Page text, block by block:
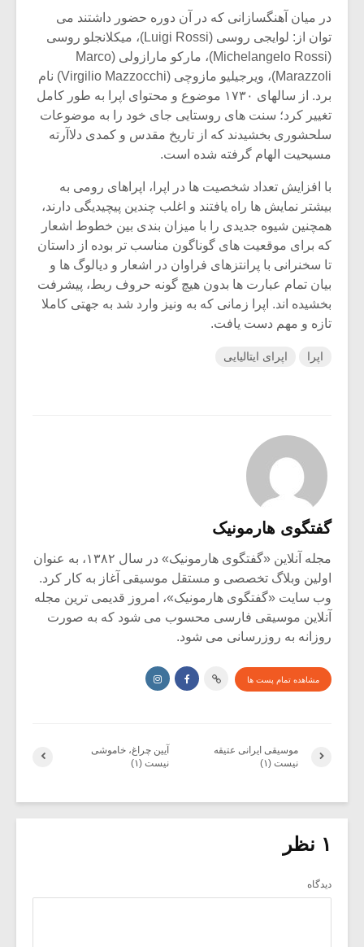
در میان آهنگسازانی که در آن دوره حضور داشتند می
توان از: لوایجی روسی (Luigi Rossi)، میکلانجلو روسی
(Michelangelo Rossi)، مارکو مارازولی (Marco
Marazzoli)، ویرجیلیو مازوچی (Virgilio Mazzocchi) نام
برد. از سالهای ۱۷۳۰ موضوع و محتوای اپرا به طور کامل
تغییر کرد؛ سنت های روستایی جای خود را به موضوعات
سلحشوری بخشیدند که از تاریخ مقدس و کمدی دلاآرته
مسیحیت الهام گرفته شده است.
با افزایش تعداد شخصیت ها در اپرا، اپراهای رومی به
بیشتر نمایش ها راه یافتند و اغلب چندین پیچیدیگی دارند،
همچنین شیوه جدیدی را با میزان بندی بین خطوط اشعار
که برای موقعیت های گوناگون مناسب تر بوده از داستان
تا سخنرانی با پرانتزهای فراوان در اشعار و دیالوگ ها و
بیان تمام عبارت ها بدون هیچ گونه حروف ربط، پیشرفت
بخشیده اند. اپرا زمانی که به ونیز وارد شد به جهتی کاملا
تازه و مهم دست یافت.
اپرا اپرای ایتالیایی
گفتگوی هارمونیک
مجله آنلاین «گفتگوی هارمونیک» در سال ۱۳۸۲، به عنوان
اولین وبلاگ تخصصی و مستقل موسیقی آغاز به کار کرد.
وب سایت «گفتگوی هارمونیک»، امروز قدیمی ترین مجله
آنلاین موسیقی فارسی محسوب می شود که به صورت
روزانه به روزرسانی می شود.
مشاهده تمام پست ها
آیین چراغ، خاموشی
نیست (۱)
موسیقی ایرانی عتیقه
نیست (۱)
۱ نظر
دیدگاه